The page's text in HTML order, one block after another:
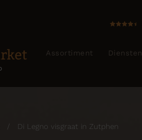
Assortiment Diensten
/ Di Legno visgraat in Zutphen